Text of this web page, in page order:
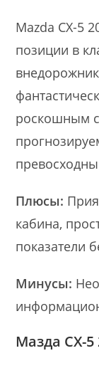
Mazda CX-5
позиции в
роскошным
Плюсы:
кабина,
показатели
Минусы:
Мазда CX-5